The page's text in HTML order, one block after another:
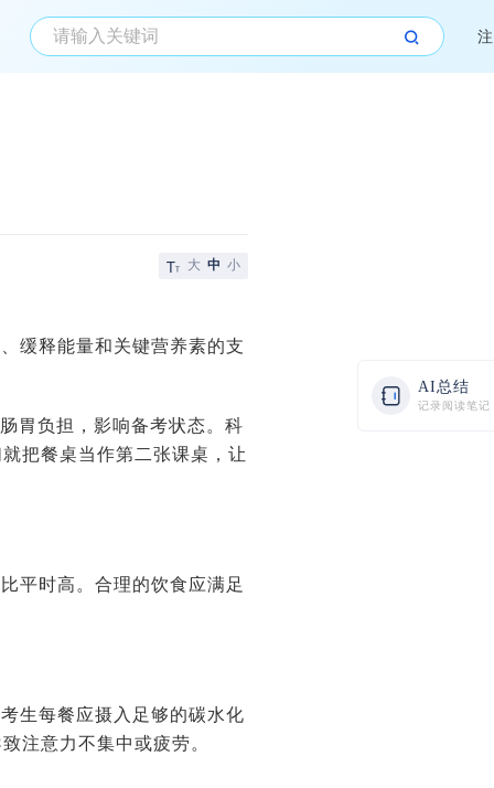
AI总结
记录阅读笔记
大 中 小
缓释能量和关键营养素的支
胃负担，影响备考状态。科
把餐桌当作第二张课桌，让
平时高。合理的饮食应满足
生每餐应摄入足够的碳水化
注意力不集中或疲劳。